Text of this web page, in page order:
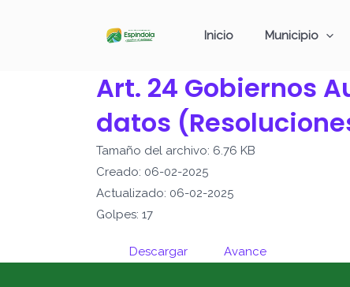
Inicio Municipio
Art. 24 Gobiernos
datos
Tamaño del archivo: 6.76 KB
Creado: 06-02-2025
Actualizado: 06-02-2025
Golpes: 17
Descargar Avance